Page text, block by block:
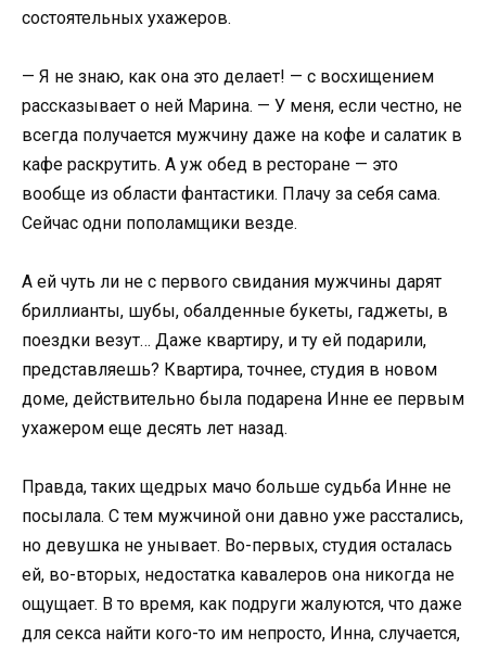
состоятельных ухажеров.
— Я не знаю, как она это делает! — с восхищением
рассказывает о ней Марина. — У меня, если честно, не
всегда получается мужчину даже на кофе и салатик в
кафе раскрутить. А уж обед в ресторане — это
вообще из области фантастики. Плачу за себя сама.
Сейчас одни пополамщики везде.
А ей чуть ли не с первого свидания мужчины дарят
бриллианты, шубы, обалденные букеты, гаджеты, в
поездки везут… Даже квартиру, и ту ей подарили,
представляешь? Квартира, точнее, студия в новом
доме, действительно была подарена Инне ее первым
ухажером еще десять лет назад.
Правда, таких щедрых мачо больше судьба Инне не
посылала. С тем мужчиной они давно уже расстались,
но девушка не унывает. Во-первых, студия осталась
ей, во-вторых, недостатка кавалеров она никогда не
ощущает. В то время, как подруги жалуются, что даже
для секса найти кого-то им непросто, Инна, случается,